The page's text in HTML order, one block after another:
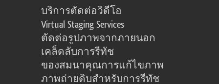
บริการตัดต่อวิดีโอ
Virtual Staging Services
ตัดต่อรูปภาพจากภายนอก
เคล็ดลับการรีทัช
ของสมนาคุณการแก้ไขภาพ
ภาพถ่ายดิบสำหรับการรีทัช